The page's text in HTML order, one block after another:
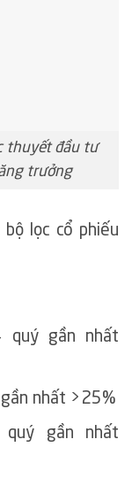
thuyết đầu tư
trưởng
lọc cổ phiếu
quý gần nhất
gần nhất >25%
quý gần nhất